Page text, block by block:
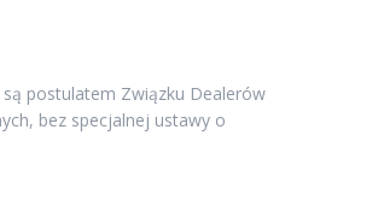
postulatem Związku Dealerów
bez specjalnej ustawy o